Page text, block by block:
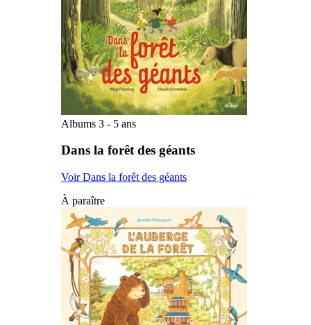
Albums 3 - 5 ans
Dans la forêt des géants
Voir Dans la forêt des géants
À paraître